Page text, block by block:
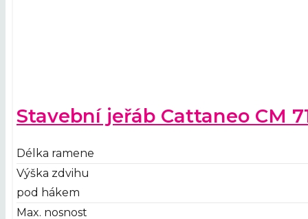
Stavební jeřáb Cattaneo CM
Délka ramene
Výška zdvihu
pod hákem
Max. nosnost